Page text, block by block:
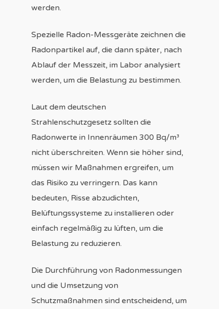
werden.
Spezielle Radon-Messgeräte zeichnen die
Radonpartikel auf, die dann später, nach
Ablauf der Messzeit, im Labor analysiert
werden, um die Belastung zu bestimmen.
Laut dem deutschen
Strahlenschutzgesetz sollten die
Radonwerte in Innenräumen 300 Bq/m³
nicht überschreiten. Wenn sie höher sind,
müssen wir Maßnahmen ergreifen, um
das Risiko zu verringern. Das kann
bedeuten, Risse abzudichten,
Belüftungssysteme zu installieren oder
einfach regelmäßig zu lüften, um die
Belastung zu reduzieren.
Die Durchführung von Radonmessungen
und die Umsetzung von
Schutzmaßnahmen sind entscheidend, um